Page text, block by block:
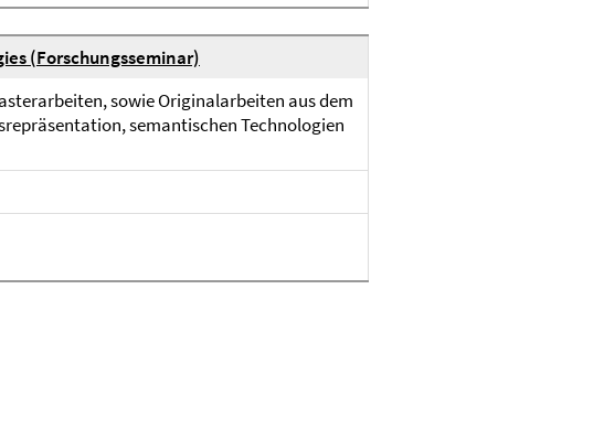
(Forschungsseminar)
sowie Originalarbeiten aus dem
semantischen Technologien